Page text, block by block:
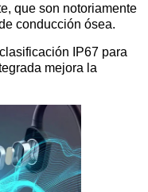
que son notoriamente
conducción ósea.
IP67 para
mejora la